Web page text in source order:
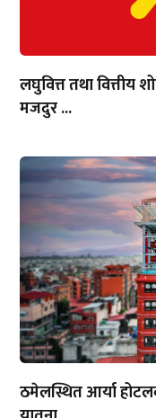
लघुवित्त तथा वित्तीय
मजदुर ...
ठमेलस्थित आर्या